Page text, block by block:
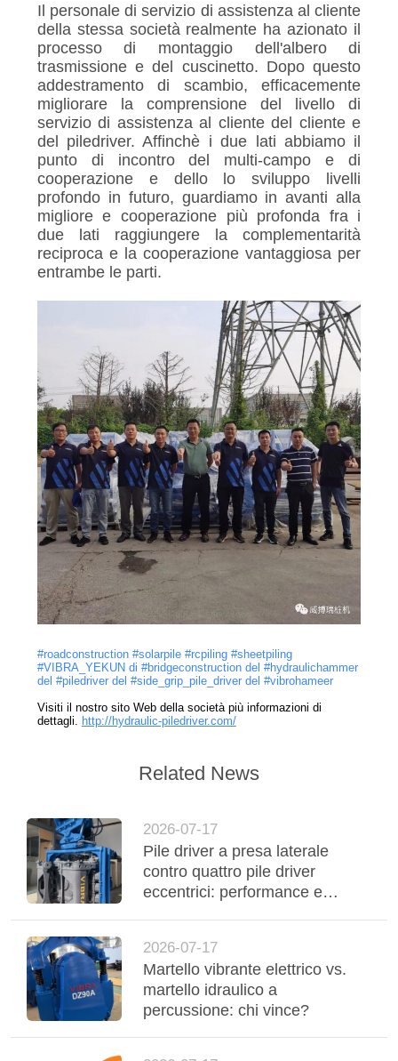
Il personale di servizio di assistenza al cliente
della stessa società realmente ha azionato il
processo di montaggio dell'albero di
trasmissione e del cuscinetto. Dopo questo
addestramento di scambio, efficacemente
migliorare la comprensione del livello di
servizio di assistenza al cliente del cliente e
del piledriver. Affinchè i due lati abbiamo il
punto di incontro del multi-campo e di
cooperazione e dello lo sviluppo livelli
profondo in futuro, guardiamo in avanti alla
migliore e cooperazione più profonda fra i
due lati raggiungere la complementarità
reciproca e la cooperazione vantaggiosa per
entrambe le parti.
#roadconstruction #solarpile #rcpiling #sheetpiling
#VIBRA_YEKUN di #bridgeconstruction del #hydraulichammer
del #piledriver del #side_grip_pile_driver del #vibrohameer
Visiti il nostro sito Web della società più informazioni di
dettagli. http://hydraulic-piledriver.com/
Related News
2026-07-17
Pile driver a presa laterale
contro quattro pile driver
eccentrici: performance e
2026-07-17
Martello vibrante elettrico vs.
martello idraulico a
percussione: chi vince?